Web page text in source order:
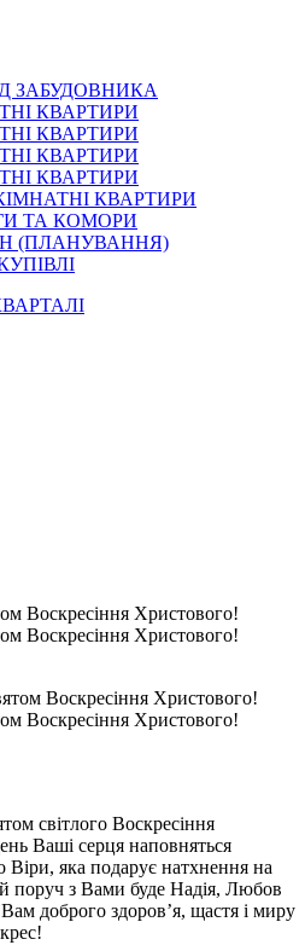
ЗАБУДОВНИКА
КВАРТИРИ
КВАРТИРИ
КВАРТИРИ
КВАРТИРИ
КВАРТИРИ
ТА КОМОРИ
(ПЛАНУВАННЯ)
Воскресіння Христового!
Воскресіння Христового!
Воскресіння Христового!
світлого Воскресіння
Ваші серця наповняться
Віри, яка подарує натхнення на
поруч з Вами буде Надія, Любов
доброго здоров’я, щастя і миру